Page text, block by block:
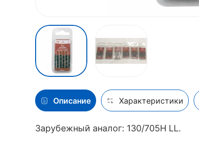
Описание Характеристики
Зарубежный аналог: 130/705H LL.